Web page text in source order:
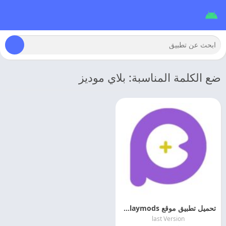
ضع الكلمة المناسبة: بلاي موديز
تحميل تطبيق موقع playmods تحميل الالعاب والتطبيقات المهكره مجانا
last Version